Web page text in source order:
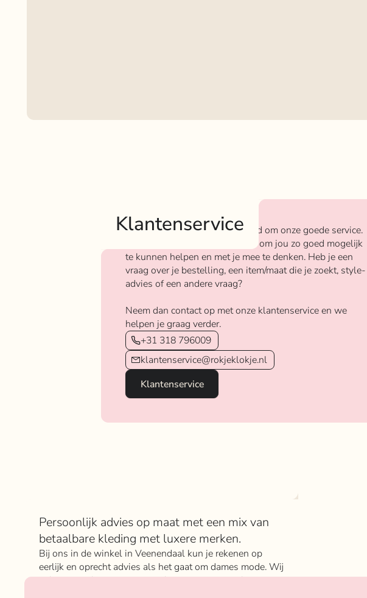
Klantenservice
Bij Rokjeklokje staan we bekend om onze goede service.
We vinden het super belangrijk om jou zo goed mogelijk
te kunnen helpen en met je mee te denken. Heb je een
vraag over je bestelling, een item/maat die je zoekt, style-
advies of een andere vraag?
Neem dan contact op met onze klantenservice en we
helpen je graag verder.
+31 318 796009
klantenservice@rokjeklokje.nl
Klantenservice
Over Rokje Klokje
Persoonlijk advies op maat met een mix van
betaalbare kleding met luxere merken.
Bij ons in de winkel in Veenendaal kun je rekenen op
eerlijk en oprecht advies als het gaat om dames mode. Wij
geloven sterk in ons concept; het mixen en matchen van